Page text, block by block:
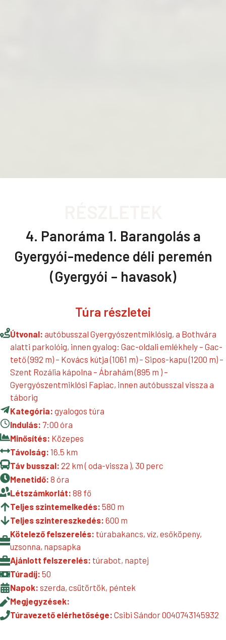
4. Panoráma 1. Barangolás a
Gyergyói-medence déli peremén
(Gyergyói – havasok)
Túra részletei
Útvonal: autóbusszal Gyergyószentmiklósig, a Bothvára
alatti parkolóig, innen gyalog: Gac-oldali emlékhely – Gac-
tető (992 m) – Kovács kútja (1061 m) – Sipos-kapu (1200 m) –
Szent Rozália kápolna – Ábrahám (895 m ) –
Gyergyószentmiklósi Fapiac, innen autóbusszal vissza a
táborig
Kategória: gyalogos túra
Indulás: 7:00 óra
Minősítés: Közepes
Távolság: 16.5 km
Táv busszal: 22 km ( oda-vissza ), 30 perc
Menetidő: 8 óra
Létszámkorlát: 88 fő
Teljes szintemelkedés: 580 m
Teljes szintereszkedés: 600 m
Kötelező felszerelés: túrabakancs, víz, esőköpeny,
uzsonna, napsapka
Ajánlott felszerelés: túrabot, naptej
Túradíj: 50
Napok: szerda, csütörtök, péntek
Megjegyzések:
Túravezető elérhetősége: Csibi Sándor 0040743145932